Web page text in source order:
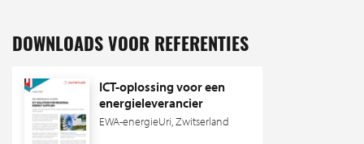
DOWNLOADS VOOR REFERENTIES
ICT-oplossing voor een
energieleverancier
EWA-energieUri, Zwitserland